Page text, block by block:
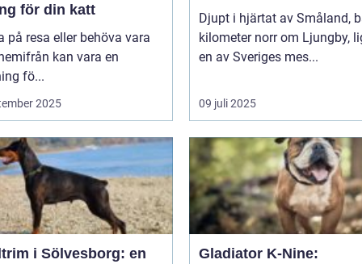
för din katt
på resa eller behöva vara
kan vara en
fö...
2025
Djupt i hjärtat av Småland,
kilometer norr om Ljungby,
en av Sveriges mes...
09 juli 2025
i Sölvesborg: en
Gladiator K-Nine: